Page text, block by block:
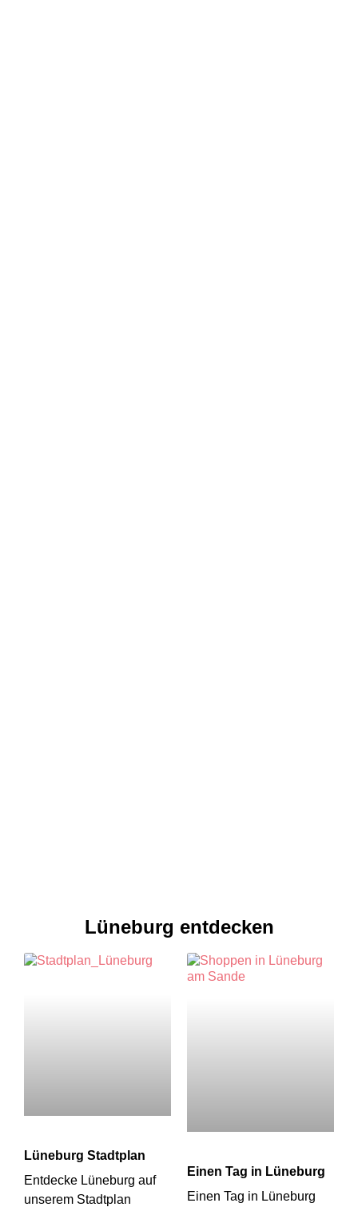
Lüneburg entdecken
Lüneburg Stadtplan
Entdecke Lüneburg auf
unserem Stadtplan
Einen Tag in Lüneburg
Einen Tag in Lüneburg